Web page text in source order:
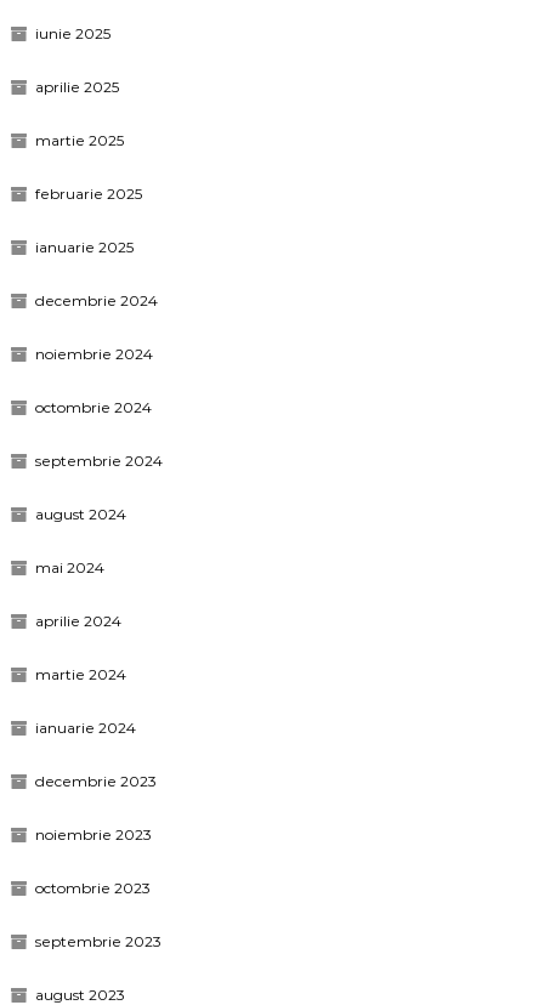
iunie 2025
aprilie 2025
martie 2025
februarie 2025
ianuarie 2025
decembrie 2024
noiembrie 2024
octombrie 2024
septembrie 2024
august 2024
mai 2024
aprilie 2024
martie 2024
ianuarie 2024
decembrie 2023
noiembrie 2023
octombrie 2023
septembrie 2023
august 2023